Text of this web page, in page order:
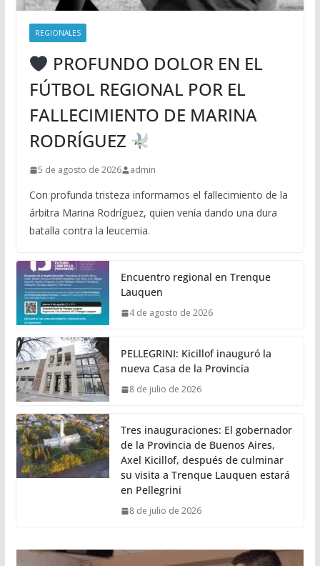
REGIONALES
PROFUNDO DOLOR EN EL
FÚTBOL REGIONAL POR EL
FALLECIMIENTO DE MARINA
RODRÍGUEZ
5 de agosto de 2026 admin
Con profunda tristeza informamos el fallecimiento de la
árbitra Marina Rodríguez, quien venía dando una dura
batalla contra la leucemia.
Encuentro regional en Trenque
Lauquen
4 de agosto de 2026
PELLEGRINI: Kicillof inauguró la
nueva Casa de la Provincia
8 de julio de 2026
Tres inauguraciones: El gobernador
de la Provincia de Buenos Aires,
Axel Kicillof, después de culminar
su visita a Trenque Lauquen estará
en Pellegrini
8 de julio de 2026